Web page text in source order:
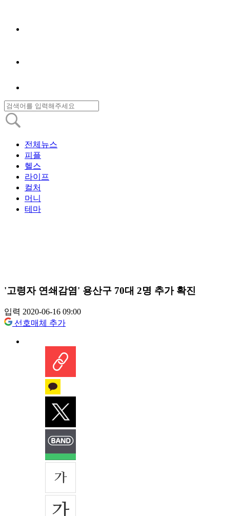
전체뉴스
피플
헬스
라이프
컬처
머니
테마
'고령자 연쇄감염' 용산구 70대 2명 추가 확진
입력 2020-06-16 09:00
선호매체 추가